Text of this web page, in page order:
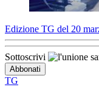
Edizione TG del 20
Sottoscrivi
TG